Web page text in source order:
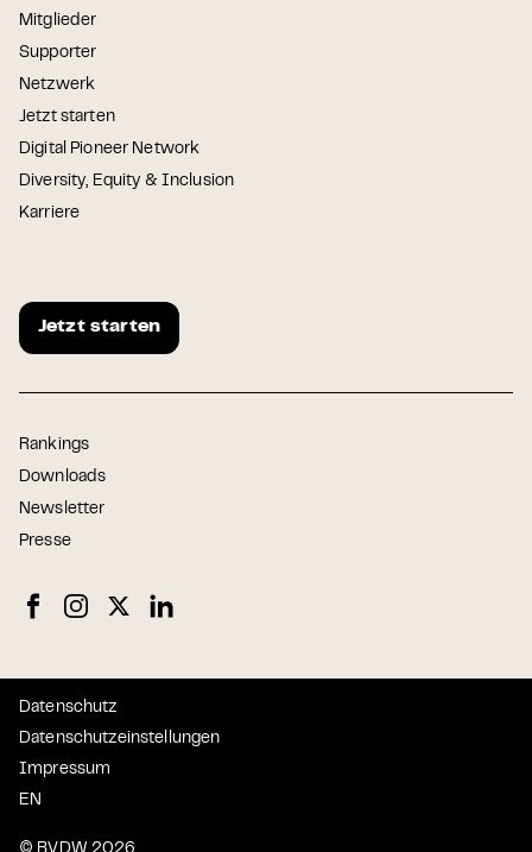
Mitglieder
Supporter
Netzwerk
Jetzt starten
Digital Pioneer Network
Diversity, Equity & Inclusion
Karriere
Jetzt starten
Rankings
Downloads
Newsletter
Presse
Datenschutz
Datenschutzeinstellungen
Impressum
EN